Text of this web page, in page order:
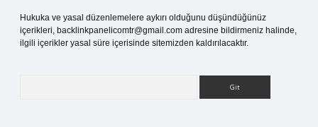
Hukuka ve yasal düzenlemelere aykırı olduğunu düşündüğünüz
içerikleri, backlinkpanelicomtr@gmail.com adresine bildirmeniz halinde,
ilgili içerikler yasal süre içerisinde sitemizden kaldırılacaktır.